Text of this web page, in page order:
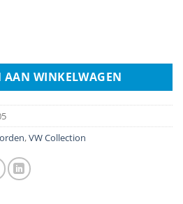
- Roze aantal
AAN WINKELWAGEN
,VW Collection